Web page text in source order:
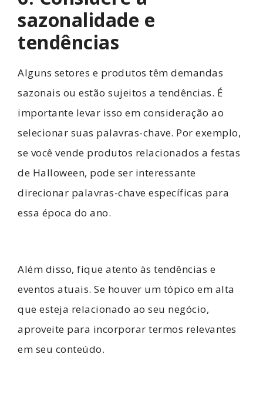
sazonalidade e
tendências
Alguns setores e produtos têm demandas
sazonais ou estão sujeitos a tendências. É
importante levar isso em consideração ao
selecionar suas palavras-chave. Por exemplo,
se você vende produtos relacionados a festas
de Halloween, pode ser interessante
direcionar palavras-chave específicas para
essa época do ano.
Além disso, fique atento às tendências e
eventos atuais. Se houver um tópico em alta
que esteja relacionado ao seu negócio,
aproveite para incorporar termos relevantes
em seu conteúdo.